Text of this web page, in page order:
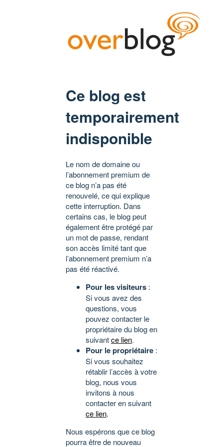
Ce blog est
temporairement
indisponible
Le nom de domaine ou
l’abonnement premium de
ce blog n’a pas été
renouvelé, ce qui explique
cette interruption. Dans
certains cas, le blog peut
également être protégé par
un mot de passe, rendant
son accès limité tant que
l’abonnement premium n’a
pas été réactivé.
Pour les visiteurs :
Si vous avez des
questions, vous
pouvez contacter le
propriétaire du blog en
suivantce lien.
Pour le propriétaire :
Si vous souhaitez
rétablir l’accès à votre
blog, nous vous
invitons à nous
contacter en suivant
ce lien.
Nous espérons que ce blog
pourra être de nouveau